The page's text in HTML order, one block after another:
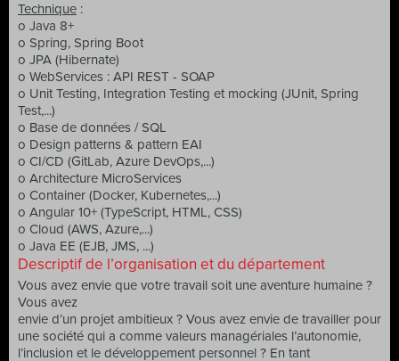
Technique :
o Java 8+
o Spring, Spring Boot
o JPA (Hibernate)
o WebServices : API REST - SOAP
o Unit Testing, Integration Testing et mocking (JUnit, Spring
Test,...)
o Base de données / SQL
o Design patterns & pattern EAI
o CI/CD (GitLab, Azure DevOps,...)
o Architecture MicroServices
o Container (Docker, Kubernetes,...)
o Angular 10+ (TypeScript, HTML, CSS)
o Cloud (AWS, Azure,...)
o Java EE (EJB, JMS, ...)
Descriptif de l’organisation et du département
Vous avez envie que votre travail soit une aventure humaine ?
Vous avez
envie d’un projet ambitieux ? Vous avez envie de travailler pour
une société qui a comme valeurs managériales l’autonomie,
l’inclusion et le développement personnel ? En tant